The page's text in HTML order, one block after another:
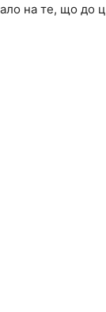
на те, що до